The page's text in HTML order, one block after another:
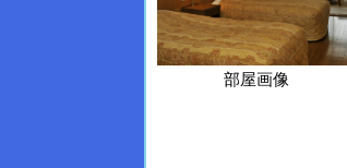
部屋画像